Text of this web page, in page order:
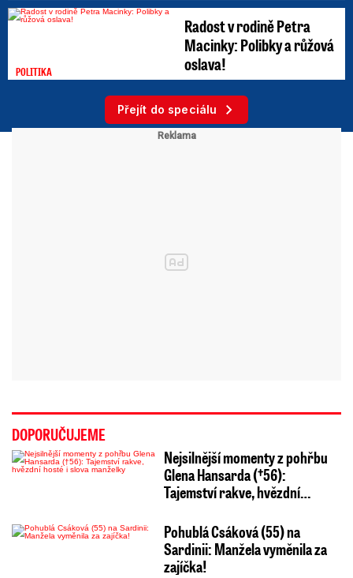
POLITIKA
Radost v rodině Petra
Macinky: Polibky a růžová
oslava!
Přejít do speciálu
DOPORUČUJEME
Nejsilnější momenty z pohřbu
Glena Hansarda (†56):
Tajemství rakve, hvězdní…
Pohublá Csáková (55) na
Sardinii: Manžela vyměnila za
zajíčka!